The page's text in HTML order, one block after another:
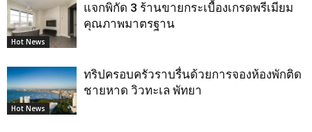
Hot News
แจกพิกัด 3 ร้านขายกระเบื้องเกรดพรีเมียม
คุณภาพมาตรฐาน
Hot News
ทริปครอบครัวราบรื่นด้วยการจองห้องพักติด
ชายหาด วิวทะเล พัทยา